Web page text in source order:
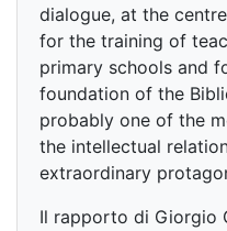
dialogue, at the
for the training of
primary schools and
foundation of the
probably one of the
the intellectual
extraordinary
Il rapporto di Giorgio